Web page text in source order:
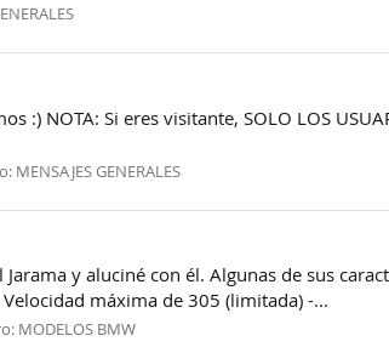
NOTA: Si eres visitante, SOLO LOS
MENSAJES GENERALES
y aluciné con él. Algunas de sus
máxima de 305 (limitada) -...
MODELOS BMW